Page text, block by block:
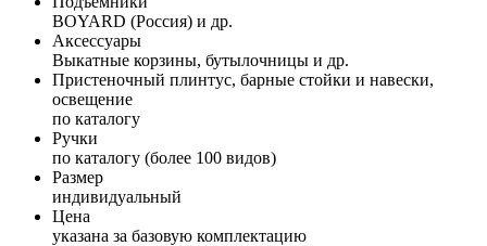
BOYARD (Россия) и др.
Аксессуары
Выкатные корзины, бутылочницы и др.
Пристеночный плинтус, барные стойки и навески,
освещение
по каталогу
Ручки
по каталогу (более 100 видов)
Размер
индивидуальный
Цена
указана за базовую комплектацию